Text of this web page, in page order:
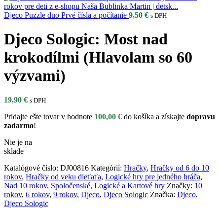
Djeco Puzzle duo Prvé čísla a počítanie 9,50 € s DPH
Djeco Sologic: Most nad
krokodílmi (Hlavolam so 60
výzvami)
19,90 € s DPH
Pridajte ešte tovar v hodnote 100,00 € do košíka a získajte dopravu
zadarmo!
Nie je na
sklade
Katalógové číslo: DJ00816 Kategórií: Hračky, Hračky od 6 do 10
rokov, Hračky od veku dieťaťa, Logické hry pre jedného hráča,
Nad 10 rokov, Spoločenské, Logické a Kartové hry Značky: 10
rokov, 6 rokov, 9 rokov, Djeco, Djeco Sologic Značka: Djeco,
Djeco Sologic